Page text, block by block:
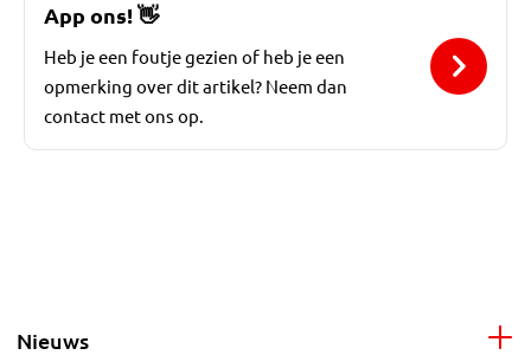
App ons!👋
Heb je een foutje gezien of heb je een
opmerking over dit artikel? Neem dan
contact met ons op.
Nieuws